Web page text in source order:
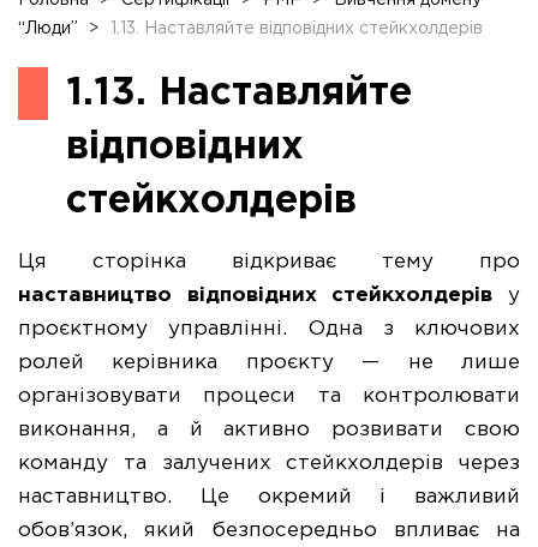
“Люди”
> 1.13. Наставляйте відповідних стейкхолдерів
1.13. Наставляйте
відповідних
стейкхолдерів
Ця сторінка відкриває тему про
наставництво відповідних стейкхолдерів у
проєктному управлінні. Одна з ключових
ролей керівника проєкту — не лише
організовувати процеси та контролювати
виконання, а й активно розвивати свою
команду та залучених стейкхолдерів через
наставництво. Це окремий і важливий
обов’язок, який безпосередньо впливає на